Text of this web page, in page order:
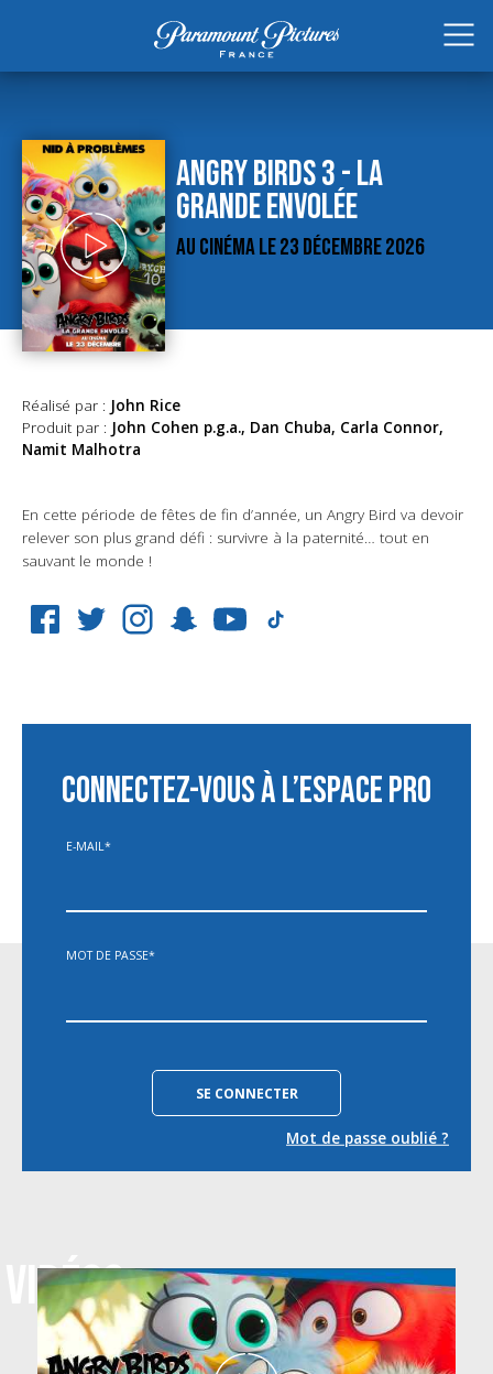
ANGRY BIRDS 3 - LA
GRANDE ENVOLÉE
AU CINÉMA LE 23 DÉCEMBRE 2026
Réalisé par : John Rice
Produit par : John Cohen p.g.a., Dan Chuba, Carla Connor,
Namit Malhotra
En cette période de fêtes de fin d’année, un Angry Bird va devoir
relever son plus grand défi : survivre à la paternité… tout en
sauvant le monde !
CONNECTEZ-VOUS À L’ESPACE PRO
E-MAIL *
MOT DE PASSE*
Mot de passe oublié ?
VIDÉOS